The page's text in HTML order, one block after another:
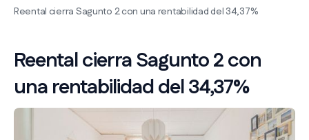
Reental cierra Sagunto 2 con una rentabilidad del 34,37%
Reental cierra Sagunto 2 con
una rentabilidad del 34,37%